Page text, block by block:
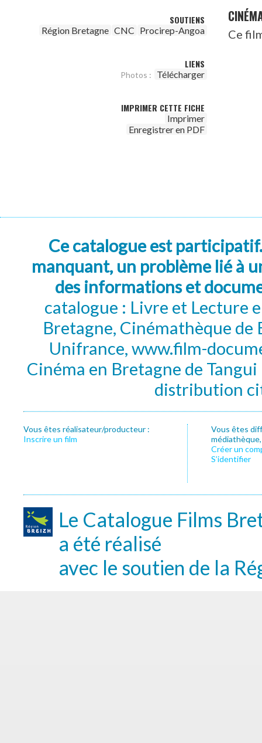
SOUTIENS
Région Bretagne CNC Procirep-Angoa
LIENS
Photos : Télécharger
IMPRIMER CETTE FICHE
Imprimer
Enregistrer en PDF
Ce
Ce catalogue est
manquant, un problème lié à
des informations et
catalogue : Livre et Lecture
Bretagne, Cinémathèque de
Unifrance, www.film-
Cinéma en Bretagne de
distribution
Vous êtes réalisateur/producteur :
Inscrire un film
Vous êtes
Créer un
S’identifier
Le Catalogue Films
a été réalisé
avec le soutien de la